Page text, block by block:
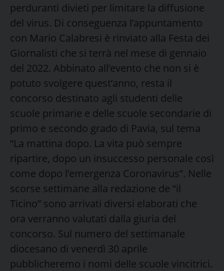
perduranti divieti per limitare la diffusione
del virus. Di conseguenza l’appuntamento
con Mario Calabresi è rinviato alla Festa dei
Giornalisti che si terrà nel mese di gennaio
del 2022. Abbinato all’evento che non si è
potuto svolgere quest’anno, resta il
concorso destinato agli studenti delle
scuole primarie e delle scuole secondarie di
primo e secondo grado di Pavia, sul tema
“La mattina dopo. La vita può sempre
ripartire, dopo un insuccesso personale così
come dopo l’emergenza Coronavirus”. Nelle
scorse settimane alla redazione de “il
Ticino” sono arrivati diversi elaborati che
ora verranno valutati dalla giuria del
concorso. Sul numero del settimanale
diocesano di venerdì 30 aprile
pubblicheremo i nomi delle scuole vincitrici.